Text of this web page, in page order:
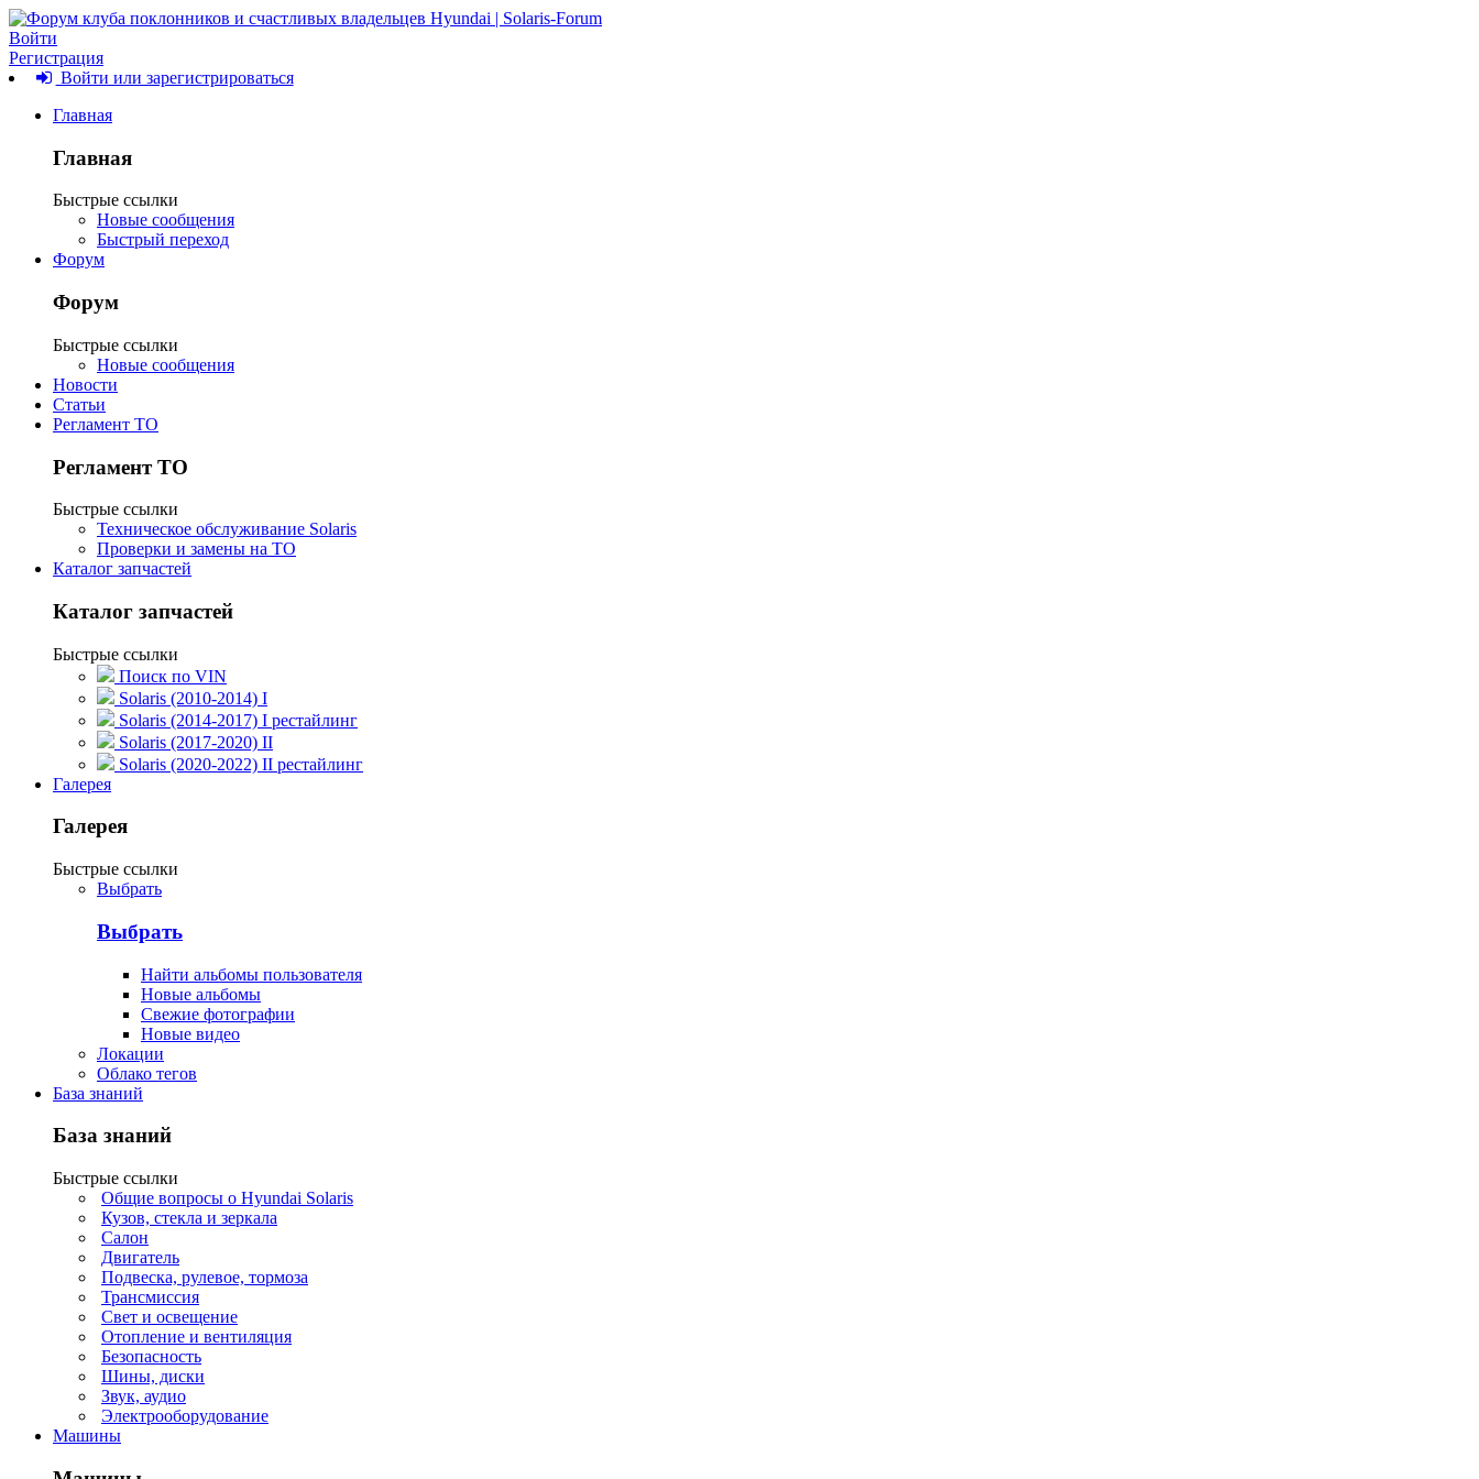
Войти
Регистрация
Войти или зарегистрироваться
Главная
Главная
Быстрые ссылки
Новые сообщения
Быстрый переход
Форум
Форум
Быстрые ссылки
Новые сообщения
Новости
Статьи
Регламент ТО
Регламент ТО
Быстрые ссылки
Техническое обслуживание Solaris
Проверки и замены на ТО
Каталог запчастей
Каталог запчастей
Быстрые ссылки
Поиск по VIN
Solaris (2010-2014) I
Solaris (2014-2017) I рестайлинг
Solaris (2017-2020) II
Solaris (2020-2022) II рестайлинг
Галерея
Галерея
Быстрые ссылки
Выбрать
Выбрать
Найти альбомы пользователя
Новые альбомы
Свежие фотографии
Новые видео
Локации
Облако тегов
База знаний
База знаний
Быстрые ссылки
Общие вопросы о Hyundai Solaris
Кузов, стекла и зеркала
Салон
Двигатель
Подвеска, рулевое, тормоза
Трансмиссия
Свет и освещение
Отопление и вентиляция
Безопасность
Шины, диски
Звук, аудио
Электрооборудование
Машины